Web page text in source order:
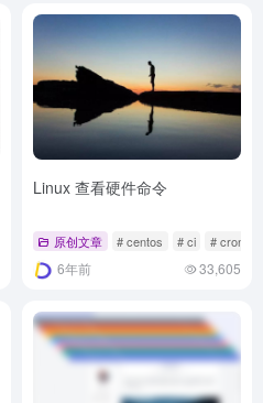
# WordPress # wp
Linux 查看硬件命令
原创文章 # centos # ci # cron
6年前 33,605